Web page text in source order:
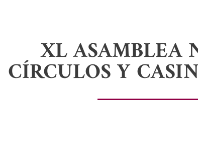
XL ASAMBLEA
CÍRCULOS Y